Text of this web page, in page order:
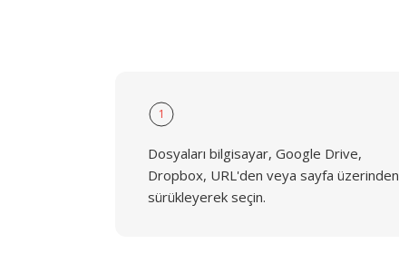
1
Dosyaları bilgisayar, Google Drive,
Dropbox, URL'den veya sayfa üzerinden
sürükleyerek seçin.